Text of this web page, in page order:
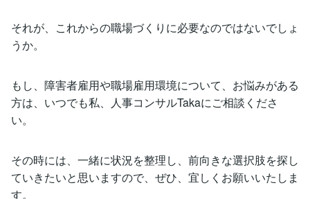
それが、これからの職場づくりに必要なのではないでしょ
うか。
もし、障害者雇用や職場雇用環境について、お悩みがある
方は、いつでも私、人事コンサルTakaにご相談くださ
い。
その時には、一緒に状況を整理し、前向きな選択肢を探し
ていきたいと思いますので、ぜひ、宜しくお願いいたしま
す。